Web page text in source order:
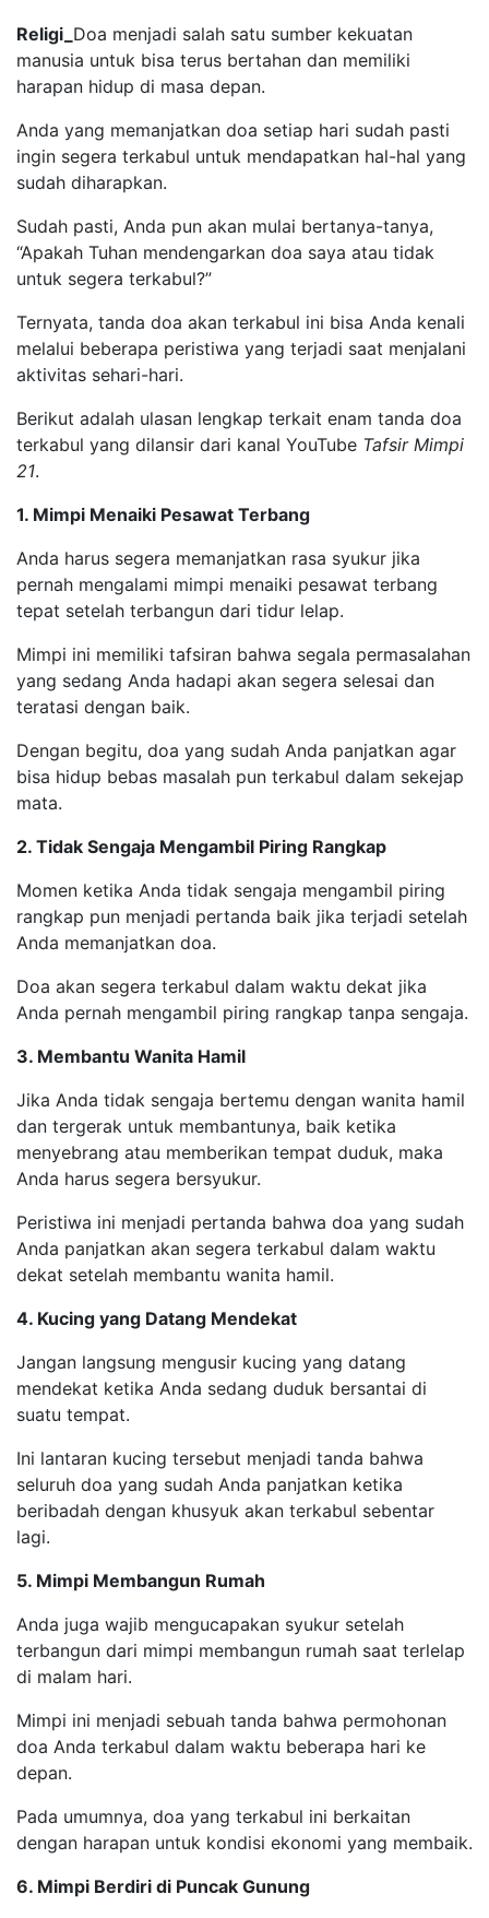
Religi_ Doa menjadi salah satu sumber kekuatan
manusia untuk bisa terus bertahan dan memiliki
harapan hidup di masa depan.
Anda yang memanjatkan doa setiap hari sudah pasti
ingin segera terkabul untuk mendapatkan hal-hal yang
sudah diharapkan.
Sudah pasti, Anda pun akan mulai bertanya-tanya,
“Apakah Tuhan mendengarkan doa saya atau tidak
untuk segera terkabul?”
Ternyata, tanda doa akan terkabul ini bisa Anda kenali
melalui beberapa peristiwa yang terjadi saat menjalani
aktivitas sehari-hari.
Berikut adalah ulasan lengkap terkait enam tanda doa
terkabul yang dilansir dari kanal YouTube Tafsir Mimpi
21.
1. Mimpi Menaiki Pesawat Terbang
Anda harus segera memanjatkan rasa syukur jika
pernah mengalami mimpi menaiki pesawat terbang
tepat setelah terbangun dari tidur lelap.
Mimpi ini memiliki tafsiran bahwa segala permasalahan
yang sedang Anda hadapi akan segera selesai dan
teratasi dengan baik.
Dengan begitu, doa yang sudah Anda panjatkan agar
bisa hidup bebas masalah pun terkabul dalam sekejap
mata.
2. Tidak Sengaja Mengambil Piring Rangkap
Momen ketika Anda tidak sengaja mengambil piring
rangkap pun menjadi pertanda baik jika terjadi setelah
Anda memanjatkan doa.
Doa akan segera terkabul dalam waktu dekat jika
Anda pernah mengambil piring rangkap tanpa sengaja.
3. Membantu Wanita Hamil
Jika Anda tidak sengaja bertemu dengan wanita hamil
dan tergerak untuk membantunya, baik ketika
menyebrang atau memberikan tempat duduk, maka
Anda harus segera bersyukur.
Peristiwa ini menjadi pertanda bahwa doa yang sudah
Anda panjatkan akan segera terkabul dalam waktu
dekat setelah membantu wanita hamil.
4. Kucing yang Datang Mendekat
Jangan langsung mengusir kucing yang datang
mendekat ketika Anda sedang duduk bersantai di
suatu tempat.
Ini lantaran kucing tersebut menjadi tanda bahwa
seluruh doa yang sudah Anda panjatkan ketika
beribadah dengan khusyuk akan terkabul sebentar
lagi.
5. Mimpi Membangun Rumah
Anda juga wajib mengucapakan syukur setelah
terbangun dari mimpi membangun rumah saat terlelap
di malam hari.
Mimpi ini menjadi sebuah tanda bahwa permohonan
doa Anda terkabul dalam waktu beberapa hari ke
depan.
Pada umumnya, doa yang terkabul ini berkaitan
dengan harapan untuk kondisi ekonomi yang membaik.
6. Mimpi Berdiri di Puncak Gunung